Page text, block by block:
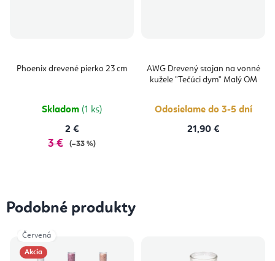
Phoenix drevené pierko 23 cm
Skladom (1 ks)
2 €
3 € (–33 %)
AWG Drevený stojan na vonné
kužele "Tečúci dym" Malý OM
Odosielame do 3-5 dní
21,90 €
Podobné produkty
Akcia
Červená